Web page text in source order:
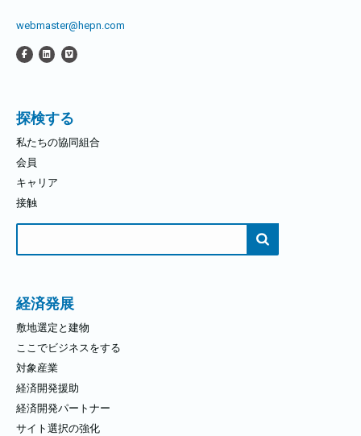
webmaster@hepn.com
探検する
私たちの協同組合
会員
キャリア
接触
経済発展
敷地選定と建物
ここでビジネスをする
対象産業
経済開発援助
経済開発パートナー
サイト選択の強化